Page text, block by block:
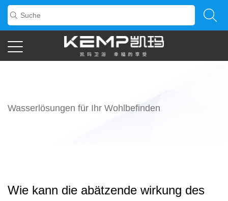
Wasserlösungen für Ihr Wohlbefinden
Wie kann die abätzende wirkung des